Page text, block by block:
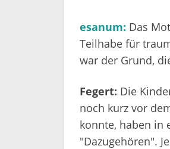
esanum: Das
Teilhabe für
war der Grund,
Fegert: Die
noch kurz vor
konnte, haben in
"Dazugehören".